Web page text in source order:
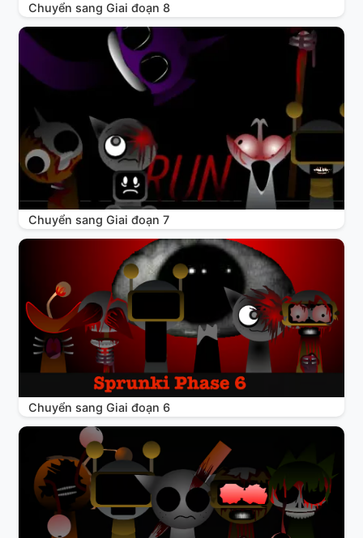
Chuyển sang Giai đoạn 8
Chuyển sang Giai đoạn 7
Chuyển sang Giai đoạn 6